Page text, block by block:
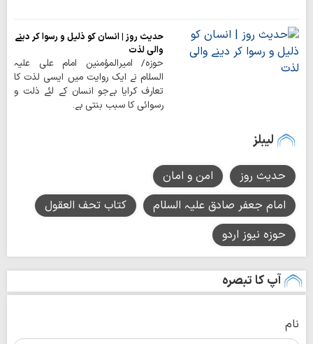
حدیث روز | انسان کو ذلیل و رسوا کر دینے
والی لذت
حوزہ/ امیرالمؤمنين امام علی علیہ
السلام نے ایک روایت میں ایسی لذت کا
تعارف کرایا ہےجو انسان کے لئے ذلت و
رسوائی کا سبب بنتی ہے۔
لیبلز
حدیث روز
امن و امان
امام جعفر صادق علیہ السلام
کتاب تحف العقول
حوزہ نیوز اردو
آپ کا تبصرہ
نام